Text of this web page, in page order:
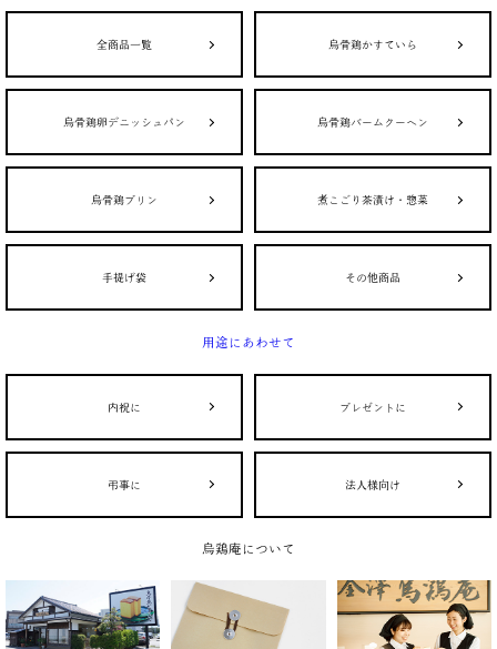
全商品一覧 烏骨鶏かすていら
烏骨鶏卵デニッシュパン 烏骨鶏バームクーヘン
烏骨鶏プリン 煮こごり茶漬け・惣菜
手提げ袋 その他商品
用途にあわせて
内祝に プレゼントに
弔事に 法人様向け
烏鶏庵について